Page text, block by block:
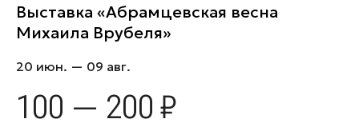
Выставка «Абрамцевская весна
Михаила Врубеля»
20 июн. — 09 авг.
100 — 200 ₽